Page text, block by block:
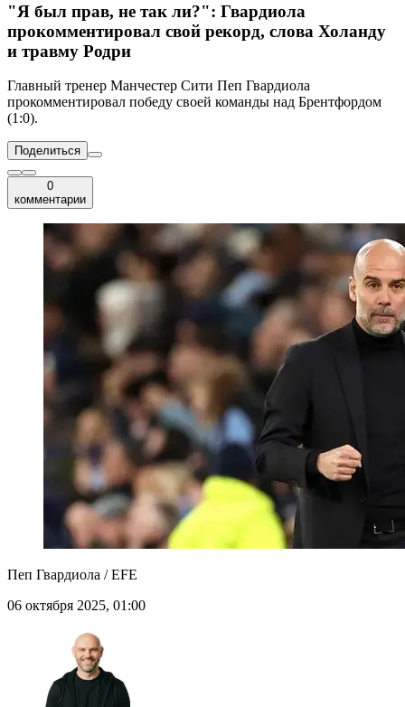
"Я был прав, не так ли?": Гвардиола
прокомментировал свой рекорд, слова Холанду
и травму Родри
Главный тренер Манчестер Сити Пеп Гвардиола
прокомментировал победу своей команды над Брентфордом
(1:0).
Поделиться
0
комментарии
Пеп Гвардиола / EFE
06 октября 2025, 01:00